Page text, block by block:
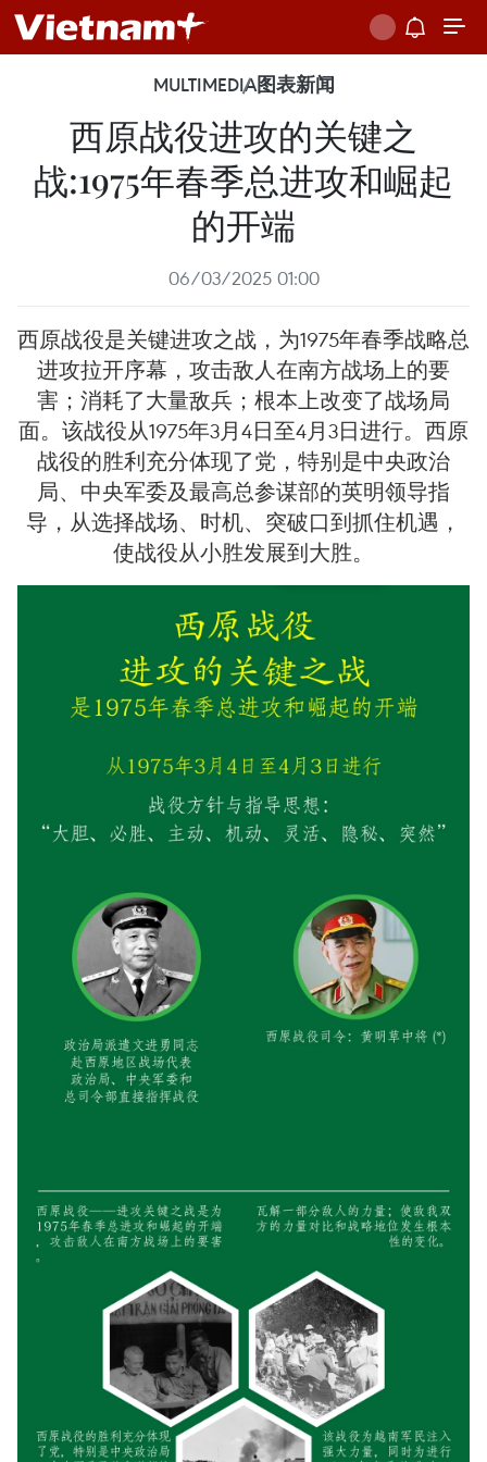
MULTIMEDIA图表新闻
西原战役进攻的关键之
战:1975年春季总进攻和崛起
的开端
06/03/2025 01:00
西原战役是关键进攻之战，为1975年春季战略总
进攻拉开序幕，攻击敌人在南方战场上的要
害；消耗了大量敌兵；根本上改变了战场局
面。该战役从1975年3月4日至4月3日进行。西原
战役的胜利充分体现了党，特别是中央政治
局、中央军委及最高总参谋部的英明领导指
导，从选择战场、时机、突破口到抓住机遇，
使战役从小胜发展到大胜。